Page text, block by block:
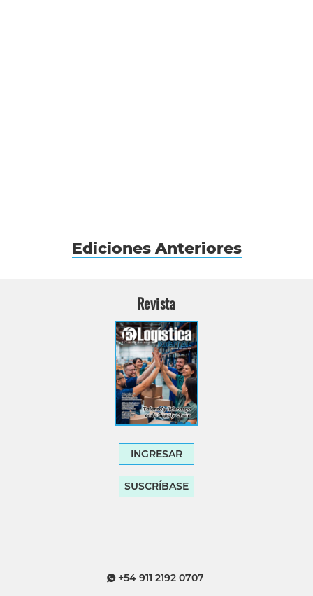
Ediciones Anteriores
Revista
INGRESAR
SUSCRÍBASE
+54 911 2192 0707